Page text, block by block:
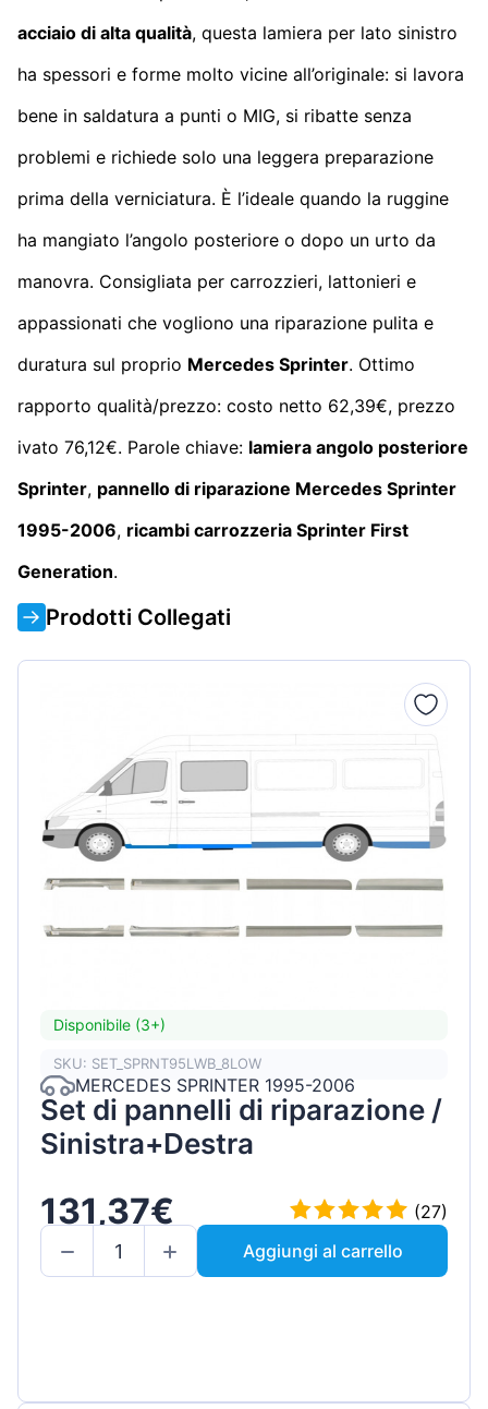
acciaio di alta qualità, questa lamiera per lato sinistro
ha spessori e forme molto vicine all’originale: si lavora
bene in saldatura a punti o MIG, si ribatte senza
problemi e richiede solo una leggera preparazione
prima della verniciatura. È l’ideale quando la ruggine
ha mangiato l’angolo posteriore o dopo un urto da
manovra. Consigliata per carrozzieri, lattonieri e
appassionati che vogliono una riparazione pulita e
duratura sul proprio Mercedes Sprinter. Ottimo
rapporto qualità/prezzo: costo netto 62,39€, prezzo
ivato 76,12€. Parole chiave: lamiera angolo posteriore
Sprinter, pannello di riparazione Mercedes Sprinter
1995-2006, ricambi carrozzeria Sprinter First
Generation.
Prodotti Collegati
Disponibile (3+)
SKU: SET_SPRNT95LWB_8LOW
MERCEDES SPRINTER 1995-2006
Set di pannelli di riparazione /
Sinistra+Destra
131,37€
(27)
Aggiungi al carrello